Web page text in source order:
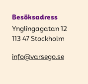
Besöksadress
Ynglingagatan 12
113 47 Stockholm
info@varsego.se